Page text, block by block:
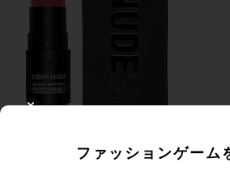
ファッションゲーム